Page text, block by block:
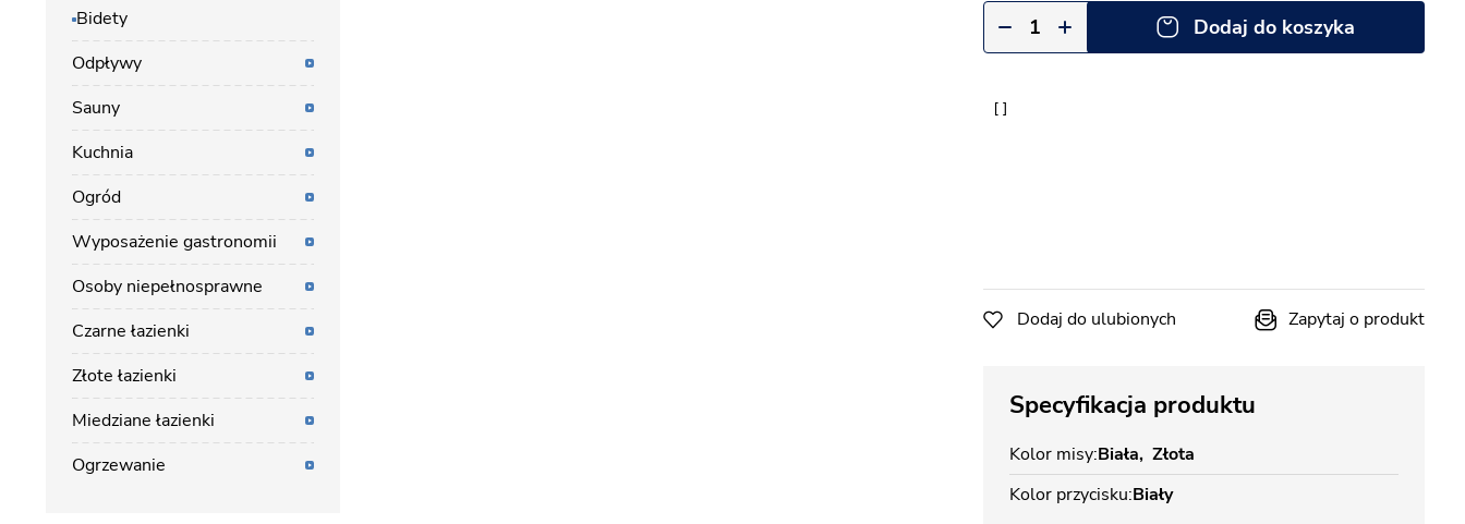
Dodaj do koszyka
Dodaj do ulubionych Zapytaj o produkt
Specyfikacja produktu
Kolor misy Biała Złota
Kolor przycisku Biały
Bidety
Odpływy
Sauny
Kuchnia
Ogród
Wyposażenie gastronomii
Osoby niepełnosprawne
Czarne łazienki
Złote łazienki
Miedziane łazienki
Ogrzewanie